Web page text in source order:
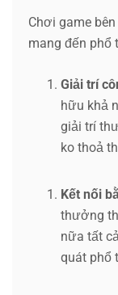
Chơi game
mang đến phổ
Giải trí
hữu khả
giải trí
ko thoả
Kết nối
thưởng
nữa tất
quát phổ